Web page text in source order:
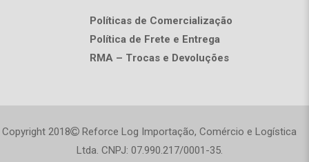
Políticas de Comercialização
Política de Frete e Entrega
RMA – Trocas e Devoluções
Copyright 2018
Reforce Log Importação, Comércio e Logística
Ltda. CNPJ: 07.990.217/0001-35.